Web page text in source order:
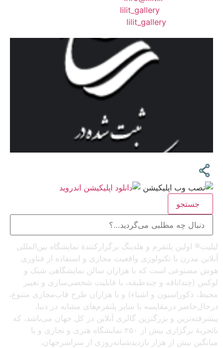
lilit_gallery
lilit_gallery
جستجو
لیلیت® اولین پلتفرم و هلدینگ برگزارکنندهٔ نمایشگاه بین‌المللی
آنلاین مدرن با تکنولوژی واقعیت مجازی و استفاده از فناوری
هوش مصنوعی است که با هزاران سالن نمایشگاهی شیک و
لوکس (چنداتاقه و چندطبقه، با قابلیت شخصی‌سازی و تغییر
محیط، دکوراسیون و اشیاء) و با هزاران طرح قاب‌مجازی متنوع،
درحال‌حاضر درمقایسه با سایر پلتفرم‌های مشابه در دنیا،
پیشرفته‌ترین و بزرگترین گالری آنلاین در کل جهان می‌باشد، که
باتجربهٔ برگزاری بیش از ۲۵۰ نمایشگاه هنری و تجاری و با
میانگین بیش از هزار بازدیدشبانه‌روزی از سراسرجهان،